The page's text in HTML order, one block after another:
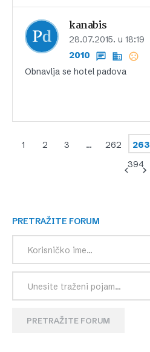
kanabis
28.07.2015. u 18:19
2010
Obnavlja se hotel padova
1 2 3 … 262 263
394
PRETRAŽITE FORUM
PRETRAŽITE FORUM